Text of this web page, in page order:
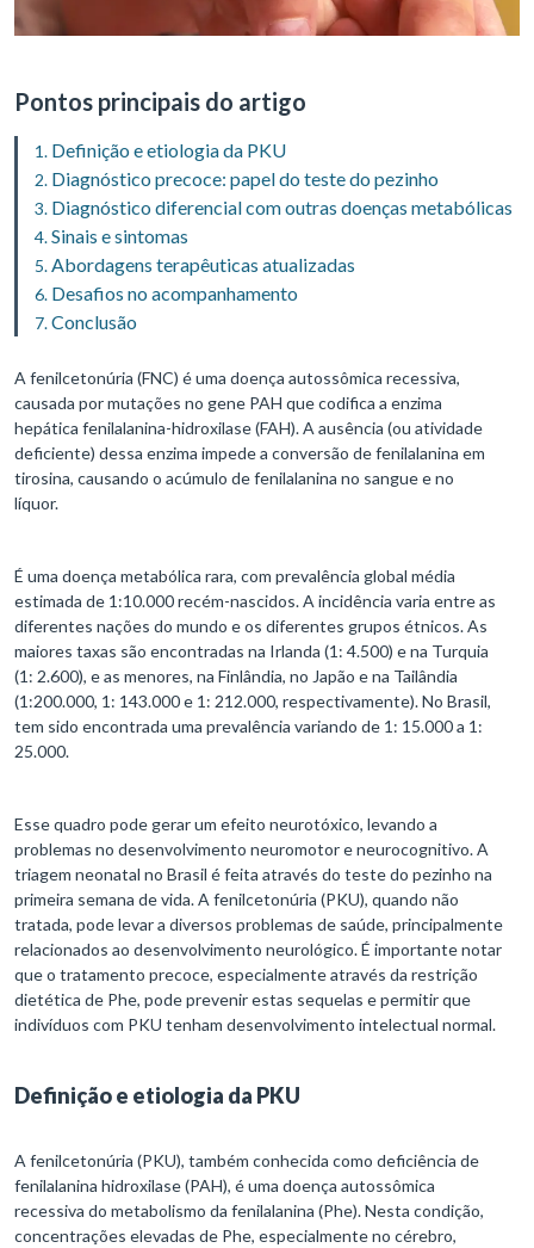
Pontos principais do artigo
Definição e etiologia da PKU
Diagnóstico precoce: papel do teste do pezinho
Diagnóstico diferencial com outras doenças metabólicas
Sinais e sintomas
Abordagens terapêuticas atualizadas
Desafios no acompanhamento
Conclusão
A fenilcetonúria (FNC) é uma doença autossômica recessiva,
causada por mutações no gene PAH que codifica a enzima
hepática fenilalanina-hidroxilase (FAH). A ausência (ou atividade
deficiente) dessa enzima impede a conversão de fenilalanina em
tirosina, causando o acúmulo de fenilalanina no sangue e no
líquor.
É uma doença metabólica rara, com prevalência global média
estimada de 1:10.000 recém-nascidos. A incidência varia entre as
diferentes nações do mundo e os diferentes grupos étnicos. As
maiores taxas são encontradas na Irlanda (1: 4.500) e na Turquia
(1: 2.600), e as menores, na Finlândia, no Japão e na Tailândia
(1:200.000, 1: 143.000 e 1: 212.000, respectivamente). No Brasil,
tem sido encontrada uma prevalência variando de 1: 15.000 a 1:
25.000.
Esse quadro pode gerar um efeito neurotóxico, levando a
problemas no desenvolvimento neuromotor e neurocognitivo. A
triagem neonatal no Brasil é feita através do teste do pezinho na
primeira semana de vida. A fenilcetonúria (PKU), quando não
tratada, pode levar a diversos problemas de saúde, principalmente
relacionados ao desenvolvimento neurológico. É importante notar
que o tratamento precoce, especialmente através da restrição
dietética de Phe, pode prevenir estas sequelas e permitir que
indivíduos com PKU tenham desenvolvimento intelectual normal.
Definição e etiologia da PKU
A fenilcetonúria (PKU), também conhecida como deficiência de
fenilalanina hidroxilase (PAH), é uma doença autossômica
recessiva do metabolismo da fenilalanina (Phe). Nesta condição,
concentrações elevadas de Phe, especialmente no cérebro,